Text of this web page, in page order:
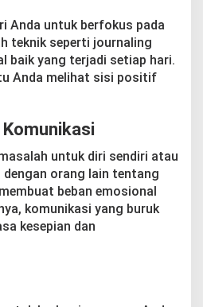
Anda untuk berfokus pada
teknik seperti journaling
baik yang terjadi setiap hari.
Anda melihat sisi positif
untuk diri sendiri atau
orang lain tentang
beban emosional
komunikasi yang buruk
kesepian dan